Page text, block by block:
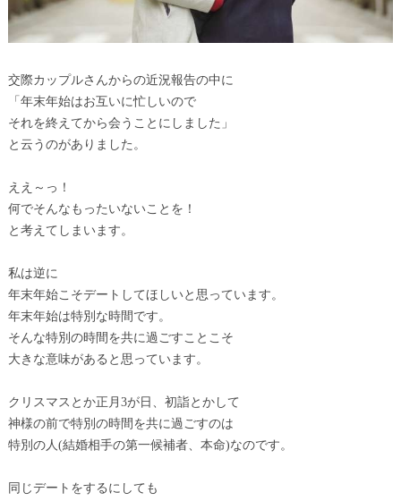
交際カップルさんからの近況報告の中に
「年末年始はお互いに忙しいので
それを終えてから会うことにしました」
と云うのがありました。
ええ～っ！
何でそんなもったいないことを！
と考えてしまいます。
私は逆に
年末年始こそデートしてほしいと思っています。
年末年始は特別な時間です。
そんな特別の時間を共に過ごすことこそ
大きな意味があると思っています。
クリスマスとか正月3が日、初詣とかして
神様の前で特別の時間を共に過ごすのは
特別の人(結婚相手の第一候補者、本命)なのです。
同じデートをするにしても